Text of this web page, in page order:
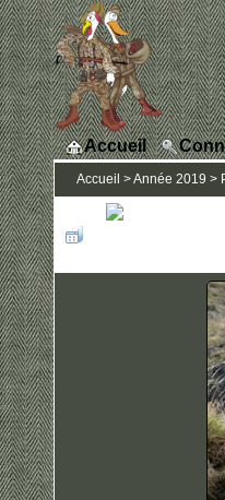
Accueil
Accueil >Année 2019 >